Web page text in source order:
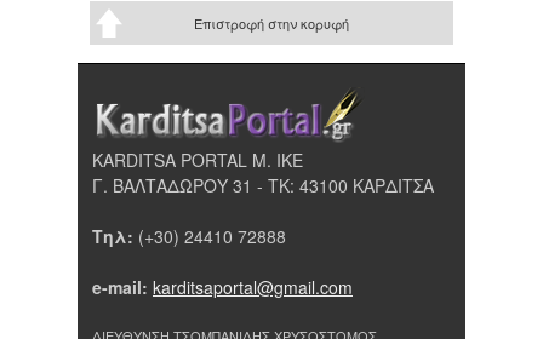
Επιστροφή στην κορυφή
KARDITSA PORTAL Μ. ΙΚΕ
Γ. ΒΑΛΤΑΔΩΡΟΥ 31 - ΤΚ: 43100 ΚΑΡΔΙΤΣΑ
Τηλ: (+30) 24410 72888
e-mail: karditsaportal@gmail.com
ΔΙΕΥΘΥΝΣΗ ΤΣΟΜΠΑΝΙΔΗΣ ΧΡΥΣΟΣΤΟΜΟΣ